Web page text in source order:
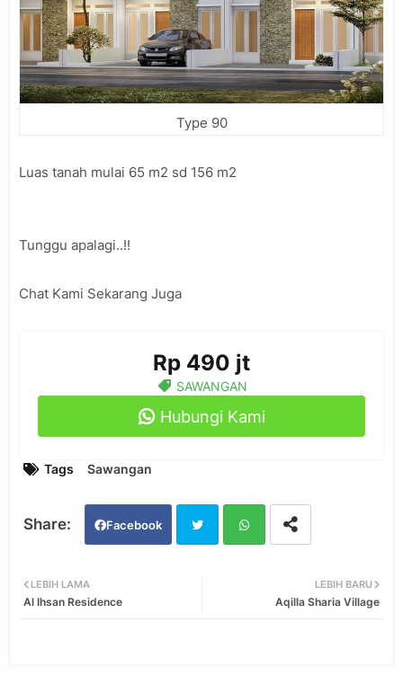
Type 90
Luas tanah mulai 65 m2 sd 156 m2
Tunggu apalagi..!!
Chat Kami Sekarang Juga
Rp 490 jt
SAWANGAN
Hubungi Kami
Tags Sawangan
Facebook
LEBIH BARU
Aqilla Sharia Village
LEBIH LAMA
Al Ihsan Residence